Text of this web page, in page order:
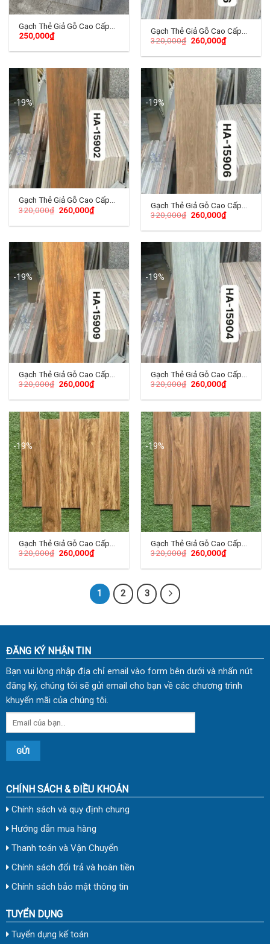
Gạch Thẻ Giả Gỗ Cao Cấp
15×90 (cm) TDH-06
250,000₫
Gạch Thẻ Giả Gỗ Cao Cấp
15×90 (cm) TDHA-01
320,000₫ 260,000₫
-19%
Gạch Thẻ Giả Gỗ Cao Cấp
15×90 (cm) TDHA-02
320,000₫ 260,000₫
-19%
Gạch Thẻ Giả Gỗ Cao Cấp
15×90 (cm) TDHA-03
320,000₫ 260,000₫
-19%
Gạch Thẻ Giả Gỗ Cao Cấp
15×90 (cm) TDHA-04
320,000₫ 260,000₫
-19%
Gạch Thẻ Giả Gỗ Cao Cấp
15×90 (cm) TDHA-05
320,000₫ 260,000₫
-19%
Gạch Thẻ Giả Gỗ Cao Cấp
15×90 (cm) TDKL-01
320,000₫ 260,000₫
-19%
Gạch Thẻ Giả Gỗ Cao Cấp
15×90 (cm) TDKL-02
320,000₫ 260,000₫
1 2 3
ĐĂNG KÝ NHẬN TIN
Bạn vui lòng nhập địa chỉ email vào form bên dưới và nhấn nút
đăng ký, chúng tôi sẽ gửi email cho bạn về các chương trình
khuyến mãi của chúng tôi.
CHÍNH SÁCH & ĐIỀU KHOẢN
Chính sách và quy định chung
Hướng dẫn mua hàng
Thanh toán và Vận Chuyển
Chính sách đổi trả và hoàn tiền
Chính sách bảo mật thông tin
TUYỂN DỤNG
Tuyển dụng kế toán